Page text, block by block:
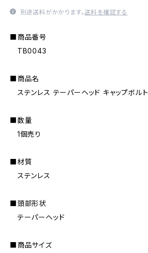
別途送料がかかります。送料を確認する
■商品番号
TB0043
■商品名
ステンレス テーパーヘッド キャップボルト
■数量
1個売り
■材質
ステンレス
■頭部形状
テーパーヘッド
■商品サイズ